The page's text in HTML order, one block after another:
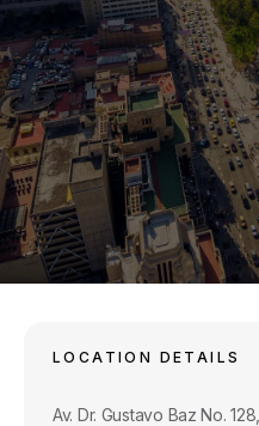
LOCATION DETAILS
Av. Dr. Gustavo Baz No.